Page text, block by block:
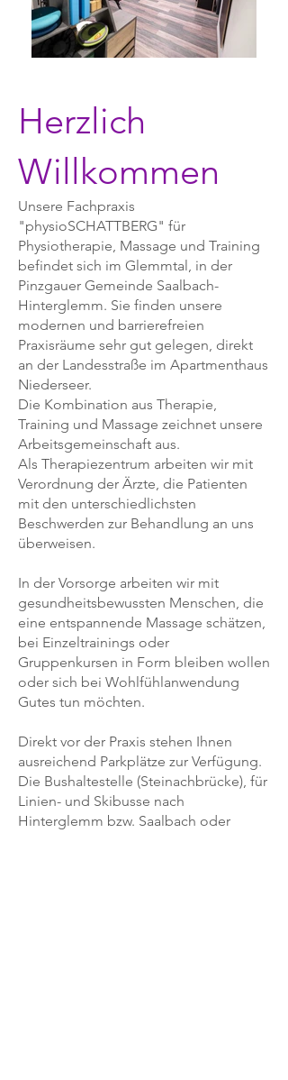
Herzlich
Willkommen
Unsere Fachpraxis
"physioSCHATTBERG" für
Physiotherapie, Massage und Training
befindet sich im Glemmtal, in der
Pinzgauer Gemeinde Saalbach-
Hinterglemm. Sie finden unsere
modernen und barrierefreien
Praxisräume sehr gut gelegen, direkt
an der Landesstraße im Apartmenthaus
Niederseer.
Die Kombination aus Therapie,
Training und Massage zeichnet unsere
Arbeitsgemeinschaft aus.
Als Therapiezentrum arbeiten wir mit
Verordnung der Ärzte, die Patienten
mit den unterschiedlichsten
Beschwerden zur Behandlung an uns
überweisen.
In der Vorsorge arbeiten wir mit
gesundheitsbewussten Menschen, die
eine entspannende Massage schätzen,
bei Einzeltrainings oder
Gruppenkursen in Form bleiben wollen
oder sich bei Wohlfühlanwendung
Gutes tun möchten.
Direkt vor der Praxis stehen Ihnen
ausreichend Parkplätze zur Verfügung.
Die Bushaltestelle (Steinachbrücke), für
Linien- und Skibusse nach
Hinterglemm bzw. Saalbach oder